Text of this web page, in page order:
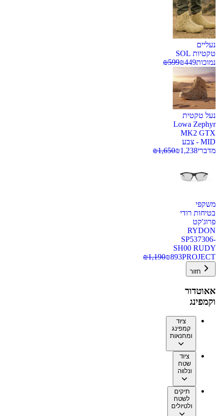
נעליים
טקטיות SOL
נמוכות
₪449
₪599
נעל טקטית
Lowa Zephyr
MK2 GTX
MID - צבע
מדברי
₪1,238
₪1,650
משקפי
בטיחות רודי
פרוג'קט
RYDON
SP537306-
SH00 RUDY
PROJECT
₪893
₪1,190
חזור
אאוטדור
וקמפינג
ציוד
קמפינג
ומחנאות
ציוד
שטח
ונלווה
תיקים
לשטח
ולטיולים